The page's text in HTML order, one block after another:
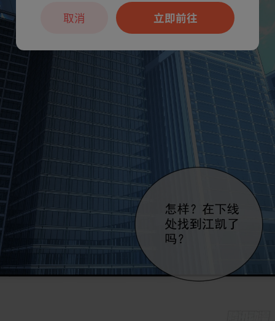
立即前往
取消